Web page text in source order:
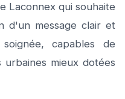
Laconnex qui souhaite
d'un message clair et
capables de
mieux dotées